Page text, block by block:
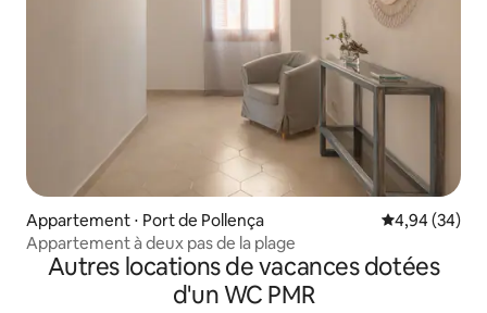
Appartement ⋅ Port de Pollença Évaluation
4,94 (34)
Appartement à deux pas de la plage
Autres locations de vacances dotées
d'un WC PMR